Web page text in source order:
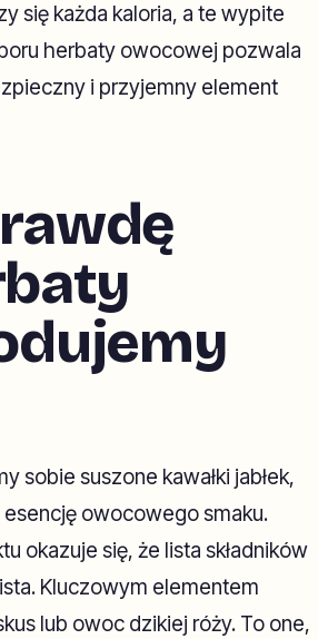
się każda kaloria, a te wypite
herbaty owocowej pozwala
i przyjemny element
sobie suszone kawałki jabłek,
owocowego smaku.
okazuje się, że lista składników
Kluczowym elementem
lub owoc dzikiej róży. To one,